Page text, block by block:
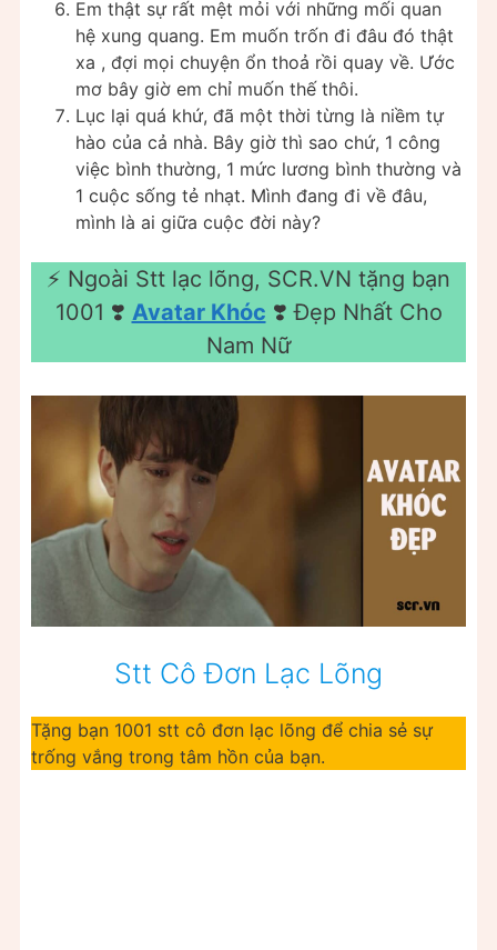
Em thật sự rất mệt mỏi với những mối quan
hệ xung quang. Em muốn trốn đi đâu đó thật
xa , đợi mọi chuyện ổn thoả rồi quay về. Ước
mơ bây giờ em chỉ muốn thế thôi.
Lục lại quá khứ, đã một thời từng là niềm tự
hào của cả nhà. Bây giờ thì sao chứ, 1 công
việc bình thường, 1 mức lương bình thường và
1 cuộc sống tẻ nhạt. Mình đang đi về đâu,
mình là ai giữa cuộc đời này?
⚡️ Ngoài Stt lạc lõng, SCR.VN tặng bạn
1001 ❣️ Avatar Khóc ❣️ Đẹp Nhất Cho
Nam Nữ
Stt Cô Đơn Lạc Lõng
Tặng bạn 1001 stt cô đơn lạc lõng để chia sẻ sự
trống vắng trong tâm hồn của bạn.